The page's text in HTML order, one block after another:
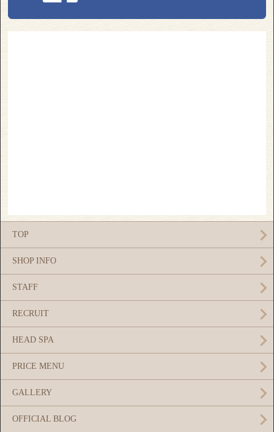
TOP
SHOP INFO
STAFF
RECRUIT
HEAD SPA
PRICE MENU
GALLERY
OFFICIAL BLOG